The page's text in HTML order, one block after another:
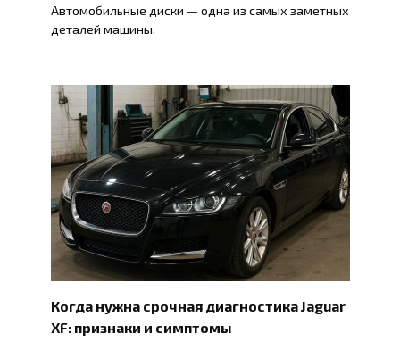
Автомобильные диски — одна из самых заметных
деталей машины.
Когда нужна срочная диагностика Jaguar
XF: признаки и симптомы